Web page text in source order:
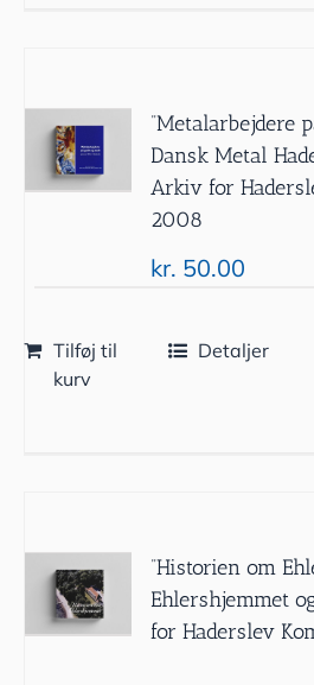
”Metalarbejdere
Dansk Metal
Arkiv for
2008
kr. 50.00
Tilføj til
kurv
Detaljer
”Historien om
Ehlershjemmet
for Haderslev